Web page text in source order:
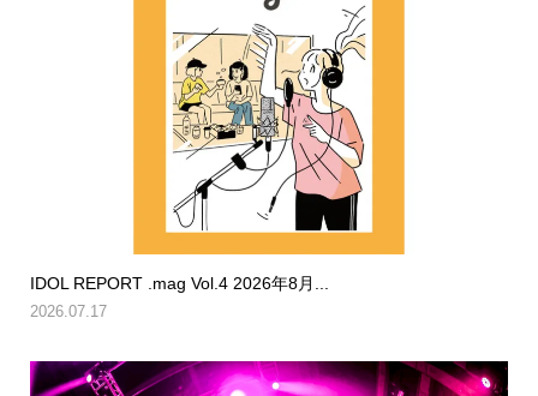
IDOL REPORT .mag Vol.4 2026年8月...
2026.07.17